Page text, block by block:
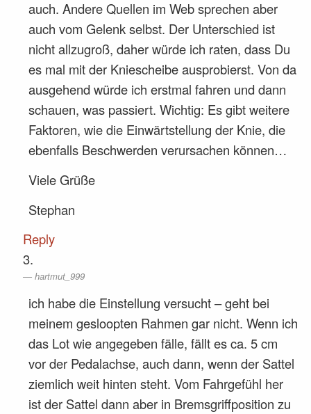
auch. Andere Quellen im Web sprechen aber
auch vom Gelenk selbst. Der Unterschied ist
nicht allzugroß, daher würde ich raten, dass Du
es mal mit der Kniescheibe ausprobierst. Von da
ausgehend würde ich erstmal fahren und dann
schauen, was passiert. Wichtig: Es gibt weitere
Faktoren, wie die Einwärtstellung der Knie, die
ebenfalls Beschwerden verursachen können…
Viele Grüße
Stephan
Reply
hartmut_999
ich habe die Einstellung versucht – geht bei
meinem gesloopten Rahmen gar nicht. Wenn ich
das Lot wie angegeben fälle, fällt es ca. 5 cm
vor der Pedalachse, auch dann, wenn der Sattel
ziemlich weit hinten steht. Vom Fahrgefühl her
ist der Sattel dann aber in Bremsgriffposition zu